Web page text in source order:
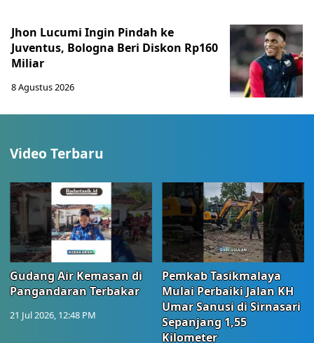
Jhon Lucumi Ingin Pindah ke
Juventus, Bologna Beri Diskon Rp160
Miliar
8 Agustus 2026
Video Terbaru
Gudang Air Kemasan di
Pangandaran Terbakar
21 Jul 2026, 12:48 PM
Pemkab Tasikmalaya
Mulai Perbaiki Jalan KH
Umar Sanusi di Sirnasari
Sepanjang 1,55
Kilometer